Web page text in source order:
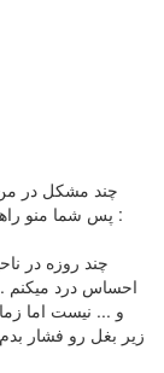
چند مشکل در من
پس شما منو راهنمایی کنید و بگسن دلیلشون چی میتونه باشه :
احساس درد میکنم .
و ... نیست اما
زیر بغل رو فشار